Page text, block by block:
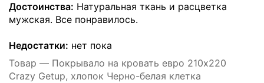
Достоинства: Натуральная ткань и расцветка
мужская. Все понравилось.
Недостатки: нет пока
Товар — Покрывало на кровать евро 210х220
Crazy Getup, хлопок Черно-белая клетка